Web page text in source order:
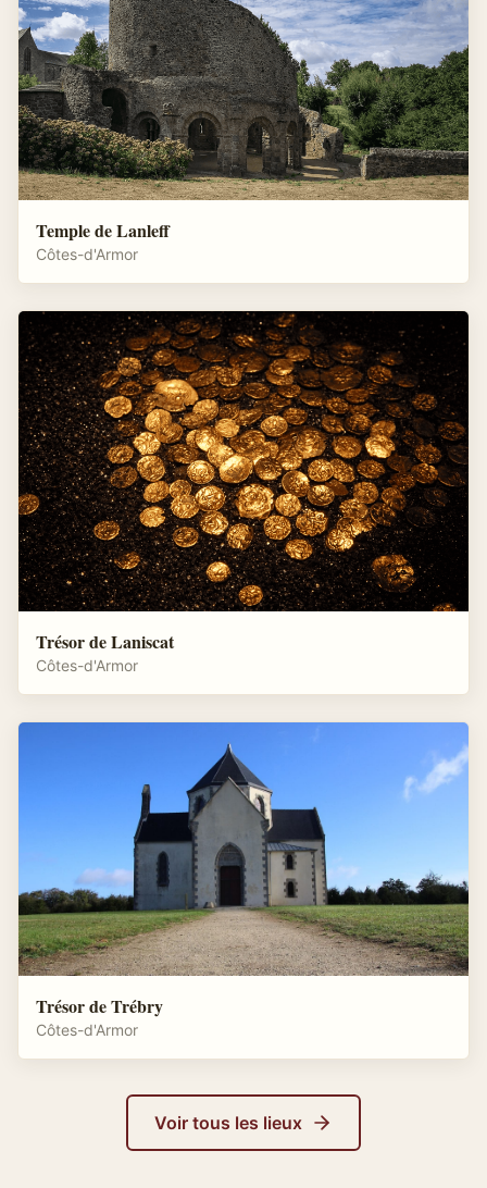
Temple de Lanleff
Côtes-d'Armor
Trésor de Laniscat
Côtes-d'Armor
Trésor de Trébry
Côtes-d'Armor
Voir tous les lieux